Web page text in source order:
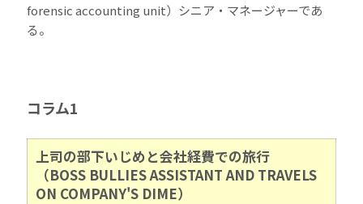
forensic accounting unit）シニア・マネージャーであ
る。
コラム1
上司の部下いじめと会社経費での旅行
（BOSS BULLIES ASSISTANT AND TRAVELS
ON COMPANY'S DIME）